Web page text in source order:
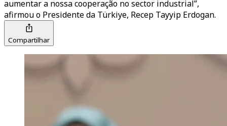
aumentar a nossa cooperação no sector industrial”,
afirmou o Presidente da Türkiye, Recep Tayyip Erdogan.
Compartilhar